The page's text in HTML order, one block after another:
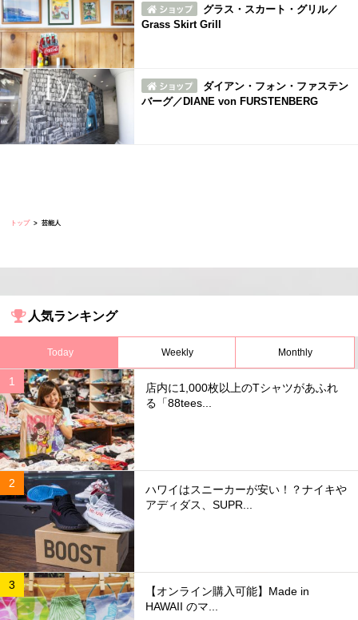
グラス・スカート・グリル／
Grass Skirt Grill
ダイアン・フォン・ファステン
バーグ／DIANE von FURSTENBERG
トップ 芸能人
人気ランキング
Today Weekly Monthly
店内に1,000枚以上のTシャツがあふれ
る「88tees...
ハワイはスニーカーが安い！？ナイキや
アディダス、SUPR...
【オンライン購入可能】Made in
HAWAII のマ...